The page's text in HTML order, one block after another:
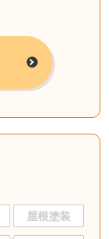
屋根塗装